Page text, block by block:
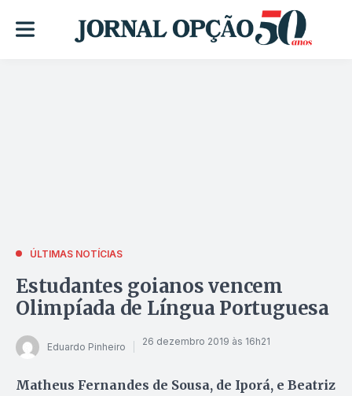
ÚLTIMAS NOTÍCIAS
Estudantes goianos vencem
Olimpíada de Língua Portuguesa
Eduardo Pinheiro 26 dezembro 2019 às 16h21
Matheus Fernandes de Sousa, de Iporá, e Beatriz